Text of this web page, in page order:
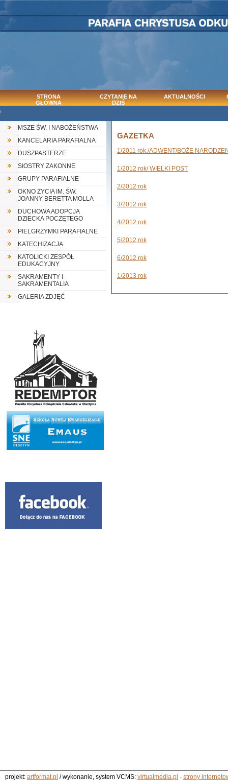
STRONA
GŁÓWNA
CZYTANIE NA
DZIŚ
AKTUALNOŚCI
MSZE ŚW. I NABOŻEŃSTWA
KANCELARIA PARAFIALNA
DUSZPASTERZE
SIOSTRY ZAKONNE
GRUPY PARAFIALNE
OKNO ŻYCIA IM. ŚW.
JOANNY BERETTA MOLLA
DUCHOWA ADOPCJA
DZIECKA POCZĘTEGO
PIELGRZYMKI PARAFIALNE
KATECHIZACJA
KATOLICKI ZESPÓŁ
EDUKACYJNY
SAKRAMENTY I
SAKRAMENTALIA
GALERIA ZDJĘĆ
GAZETKA
1/2011 rok./ADWENT/BOŻE
1/2012 rok/ WIELKI POST
2/2012 rok
3/2012 rok
4/2012 rok
5/2012 rok
6/2012 rok
1/2013 rok
projekt: artformat.pl / wykonanie, system VCMS: virtualmedia.pl - strony